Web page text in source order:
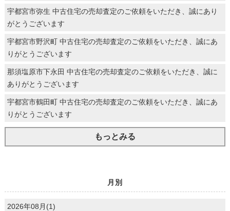
宇都宮市弥生 中古住宅の売却査定のご依頼をいただき、誠にあり
がとうございます
宇都宮市野沢町 中古住宅の売却査定のご依頼をいただき、誠にあ
りがとうございます
那須塩原市下永田 中古住宅の売却査定のご依頼をいただき、誠に
ありがとうございます
宇都宮市鶴田町 中古住宅の売却査定のご依頼をいただき、誠にあ
りがとうございます
もっとみる
月別
2026年08月(1)